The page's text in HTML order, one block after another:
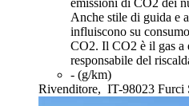
emissioni di CO2 dei
Anche stile di guida e
influiscono su
CO2. Il CO2 è il gas a
responsabile del
- (g/km)
Rivenditore, IT-98023 Furci